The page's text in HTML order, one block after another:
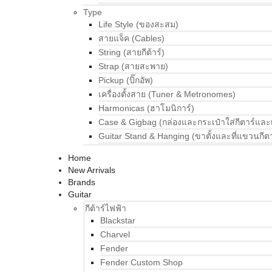
Type
Life Style (ของสะสม)
สายแจ็ค (Cables)
String (สายกีต้าร์)
Strap (สายสะพาย)
Pickup (ปิ๊กอัพ)
เครื่องตั้งสาย (Tuner & Metronomes)
Harmonicas (ฮาโมนิการ์)
Case & Gigbag (กล่องและกระเป๋าใส่กีตาร์และ
Guitar Stand & Hanging (ขาตั้งและที่แขวนกีต
Home
New Arrivals
Brands
Guitar
กีต้าร์ไฟฟ้า
Blackstar
Charvel
Fender
Fender Custom Shop